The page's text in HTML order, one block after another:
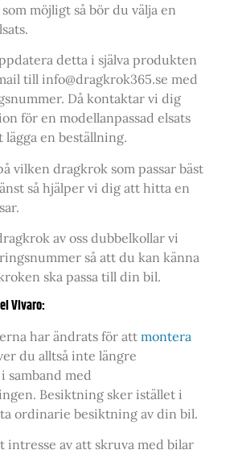
möjligt så bör du välja en
detta i själva produkten
till info@dragkrok365.se med
Då kontaktar vi dig
för en modellanpassad elsats
en beställning.
vilken dragkrok som passar bäst
så hjälper vi dig att hitta en
av oss dubbelkollar vi
så att du kan känna
ska passa till din bil.
Vivaro:
har ändrats för att montera
du alltså inte längre
samband med
Besiktning sker istället i
ordinarie besiktning av din bil.
intresse av att skruva med bilar